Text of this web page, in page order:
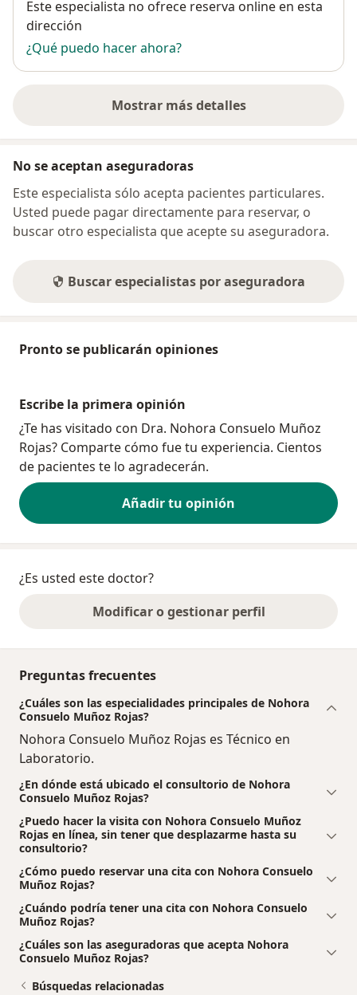
Disponibilidad
Este especialista no ofrece reserva online en esta
dirección
¿Qué puedo hacer ahora?
Mostrar más detalles
sobre la dirección
No se aceptan aseguradoras
Este especialista sólo acepta pacientes particulares.
Usted puede pagar directamente para reservar, o
buscar otro especialista que acepte su aseguradora.
Buscar especialistas por aseguradora
Pronto se publicarán opiniones
Escribe la primera opinión
¿Te has visitado con Dra. Nohora Consuelo Muñoz
Rojas? Comparte cómo fue tu experiencia. Cientos
de pacientes te lo agradecerán.
Añadir tu opinión
¿Es usted este doctor?
Modificar o gestionar perfil
Preguntas frecuentes
¿Cuáles son las especialidades principales de Nohora
Consuelo Muñoz Rojas?
Nohora Consuelo Muñoz Rojas es Técnico en
Laboratorio.
¿En dónde está ubicado el consultorio de Nohora
Consuelo Muñoz Rojas?
¿Puedo hacer la visita con Nohora Consuelo Muñoz
Rojas en línea, sin tener que desplazarme hasta su
consultorio?
¿Cómo puedo reservar una cita con Nohora Consuelo
Muñoz Rojas?
¿Cuándo podría tener una cita con Nohora Consuelo
Muñoz Rojas?
¿Cuáles son las aseguradoras que acepta Nohora
Consuelo Muñoz Rojas?
Búsquedas relacionadas